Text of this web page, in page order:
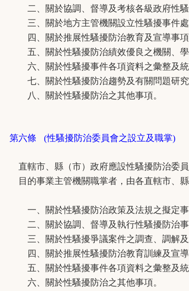
二、關於協調、督導及考核各級政府性騷
三、關於地方主管機關設立性騷擾事件處
四、關於推展性騷擾防治教育及宣導事項
五、關於性騷擾防治績效優良之機關、學
六、關於性騷擾事件各項資料之彙整及統
七、關於性騷擾防治趨勢及有關問題研究
八、關於性騷擾防治之其他事項。
第六條 (性騷擾防治委員會之設立及職掌)
直轄市、縣（市）政府應設性騷擾防治委員
目的事業主管機關職掌者，由各直轄市、縣
一、關於性騷擾防治政策及法規之擬定事
二、關於協調、督導及執行性騷擾防治事
三、關於性騷擾爭議案件之調查、調解及
四、關於推展性騷擾防治教育訓練及宣導
五、關於性騷擾事件各項資料之彙整及統
六、關於性騷擾防治之其他事項。